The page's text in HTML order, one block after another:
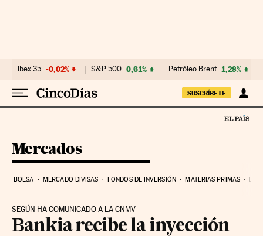
Ibex 35 -0,02% S&P 500 0,61% Petróleo Brent 1,28%
SUSCRÍBETE
Mercados
BOLSA MERCADO DIVISAS FONDOS DE INVERSIÓN MATERIAS PRIMAS
SEGÚN HA COMUNICADO A LA CNMV
Bankia recibe la inyección